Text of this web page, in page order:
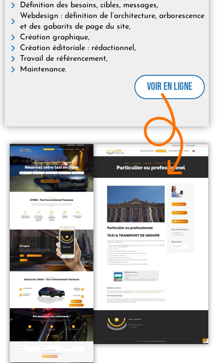
Définition des besoins, cibles, messages,
Webdesign : définition de l’architecture, arborescence
et des gabarits de page du site,
Création graphique,
Création éditoriale : rédactionnel,
Travail de référencement,
Maintenance.
Voir en ligne